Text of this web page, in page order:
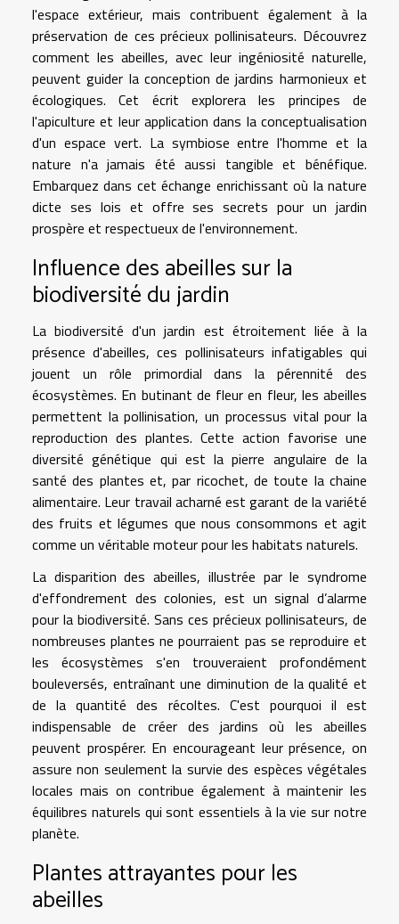
l'espace extérieur, mais contribuent également à la
préservation de ces précieux pollinisateurs. Découvrez
comment les abeilles, avec leur ingéniosité naturelle,
peuvent guider la conception de jardins harmonieux et
écologiques. Cet écrit explorera les principes de
l'apiculture et leur application dans la conceptualisation
d'un espace vert. La symbiose entre l'homme et la
nature n'a jamais été aussi tangible et bénéfique.
Embarquez dans cet échange enrichissant où la nature
dicte ses lois et offre ses secrets pour un jardin
prospère et respectueux de l'environnement.
Influence des abeilles sur la
biodiversité du jardin
La biodiversité d'un jardin est étroitement liée à la
présence d'abeilles, ces pollinisateurs infatigables qui
jouent un rôle primordial dans la pérennité des
écosystèmes. En butinant de fleur en fleur, les abeilles
permettent la pollinisation, un processus vital pour la
reproduction des plantes. Cette action favorise une
diversité génétique qui est la pierre angulaire de la
santé des plantes et, par ricochet, de toute la chaine
alimentaire. Leur travail acharné est garant de la variété
des fruits et légumes que nous consommons et agit
comme un véritable moteur pour les habitats naturels.
La disparition des abeilles, illustrée par le syndrome
d'effondrement des colonies, est un signal d’alarme
pour la biodiversité. Sans ces précieux pollinisateurs, de
nombreuses plantes ne pourraient pas se reproduire et
les écosystèmes s'en trouveraient profondément
bouleversés, entraînant une diminution de la qualité et
de la quantité des récoltes. C'est pourquoi il est
indispensable de créer des jardins où les abeilles
peuvent prospérer. En encourageant leur présence, on
assure non seulement la survie des espèces végétales
locales mais on contribue également à maintenir les
équilibres naturels qui sont essentiels à la vie sur notre
planète.
Plantes attrayantes pour les
abeilles